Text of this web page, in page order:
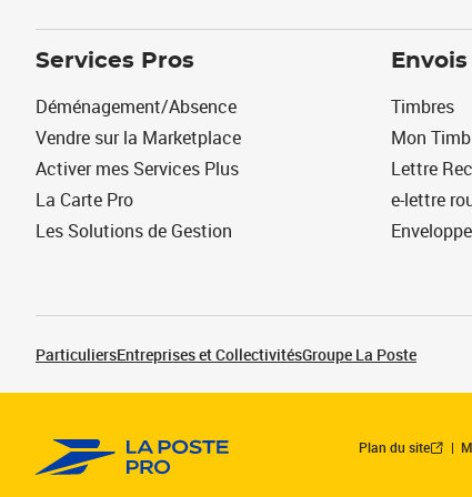
Services Pros
Déménagement/Absence
Vendre sur la Marketplace
Activer mes Services Plus
La Carte Pro
Les Solutions de Gestion
Timbres
Mon
Lettre
e-lettre
ParticuliersEntreprises et CollectivitésGroupe La Poste
Plan du site